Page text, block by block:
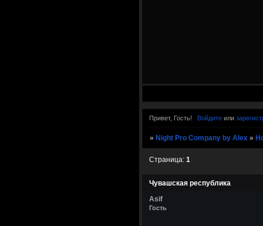
Привет, Гость! Войдитеили
» Night Pro Company by Alex »
Чувашская республика
Страница:1
Asif
Гость